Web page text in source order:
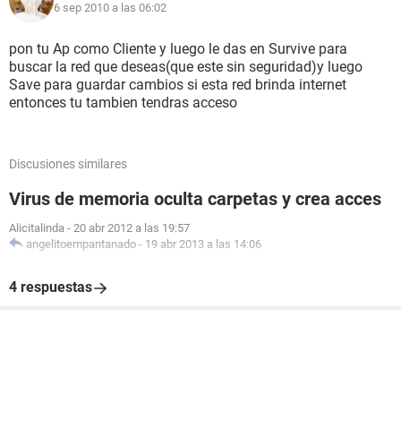
6 sep 2010 a las 06:02
pon tu Ap como Cliente y luego le das en Survive para
buscar la red que deseas(que este sin seguridad)y luego
Save para guardar cambios si esta red brinda internet
entonces tu tambien tendras acceso
Discusiones similares
Virus de memoria oculta carpetas y crea acces
Alicitalinda - 20 abr 2012 a las 19:57
angelitoempantanado - 19 abr 2013 a las 14:06
4 respuestas